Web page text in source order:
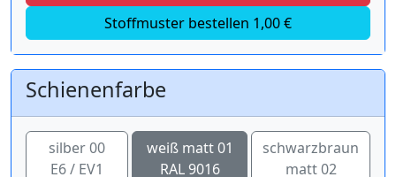
Stoffmuster bestellen 1,00 €
Schienenfarbe
silber 00
E6 / EV1
weiß matt 01
RAL 9016
schwarzbraun
matt 02